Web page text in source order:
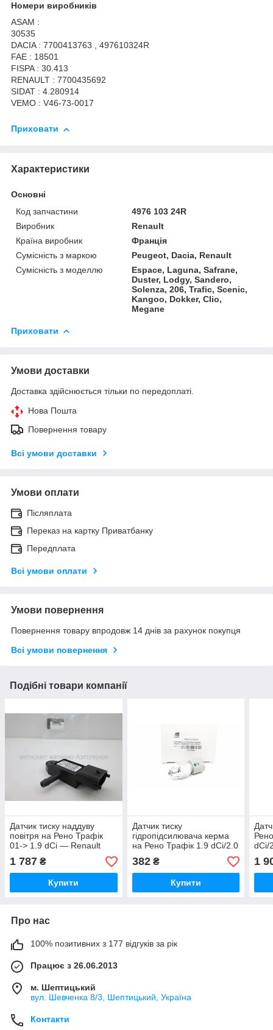
Номери виробників
ASAM :
30535
DACIA : 7700413763 , 497610324R
FAE : 18501
FISPA : 30.413
RENAULT : 7700435692
SIDAT : 4.280914
VEMO : V46-73-0017
Приховати
Характеристики
Основні
Код запчастини
4976 103 24R
Виробник
Renault
Країна виробник
Франція
Сумісність з маркою
Peugeot, Dacia, Renault
Сумісність з моделлю
Espace, Laguna, Safrane,
Duster, Lodgy, Sandero,
Solenza, 206, Trafic, Scenic,
Kangoo, Dokker, Clio,
Megane
Приховати
Умови доставки
Доставка здійснюється тільки по передоплаті.
Нова Пошта
Повернення товару
Всі умови доставки
Умови оплати
Післяплата
Переказ на картку Приватбанку
Передплата
Всі умови оплати
Умови повернення
Повернення товару впродовж 14 днів за рахунок покупця
Всі умови повернення
Подібні товари компанії
Датчик тиску наддуву
повітря на Рено Трафік
01-> 1.9 dCi — Renault
(Оригінал) - 223657266R
1 787 ₴
Купити
Датчик тиску
гідропідсилювача керма
на Рено Трафік 1.9 dCi/2.0
i 01->AKUSAN (Туреччина)
— LCC4101
382₴
Купити
dCi/
1
Про нас
100% позитивних з 177 відгуків за рік
Працює з 26.06.2013
м. Шептицький
вул. Шевченка 8/3, Шептицький, Україна
Контакти